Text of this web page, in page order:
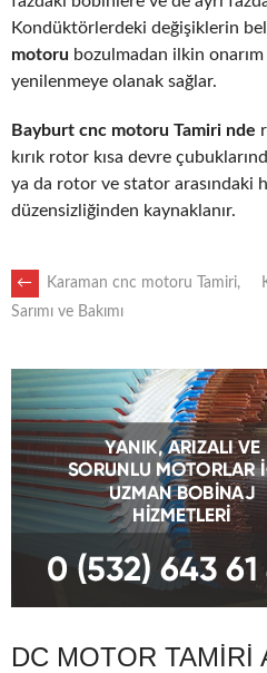
Kondüktörlerdeki değişiklerin
motoru bozulmadan ilkin
yenilenmeye olanak sağlar.
Bayburt cnc motoru Tamiri nde
kırık rotor kısa devre
ya da rotor ve stator arasındaki
düzensizliğinden kaynaklanır.
POST
NAVIGATION
←
Karaman cnc motoru Tamiri,
Sarımı ve Bakımı
DC MOTOR TAMIRI